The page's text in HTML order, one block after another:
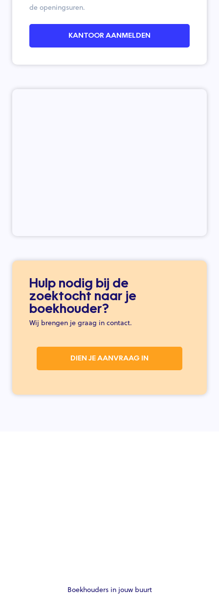
Hulp nodig bij de
zoektocht naar je
boekhouder?
Wij brengen je graag in contact.
DIEN JE AANVRAAG IN
de openingsuren.
KANTOOR AANMELDEN
Boekhouders in jouw buurt